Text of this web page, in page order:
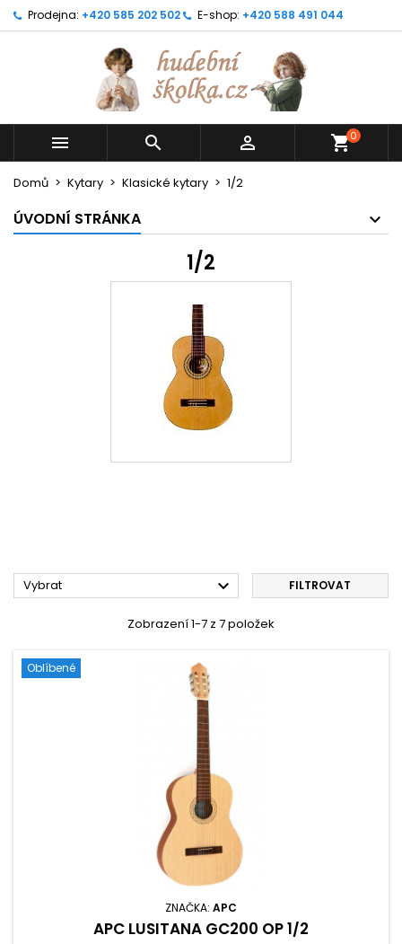
Prodejna: +420 585 202 502 E-shop: +420 588 491 044
   shopping_cart0
Domů Kytary Klasické kytary 1/2
ÚVODNÍ STRÁNKA
1/2
Vybrat  FILTROVAT
Zobrazení 1-7 z 7 položek
Oblíbené
ZNAČKA: APC
APC LUSITANA GC200 OP 1/2